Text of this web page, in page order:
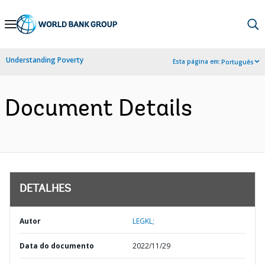
Skip
Navigation
Understanding Poverty Esta página em:Português
Document Details
DETALHES
Autor LEGKL;
Data do documento 2022/11/29